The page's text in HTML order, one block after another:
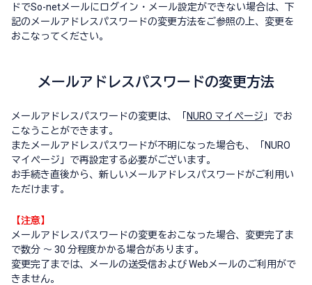
ドでSo-netメールにログイン・メール設定ができない場合は、下
記のメールアドレスパスワードの変更方法をご参照の上、変更を
おこなってください。
メールアドレスパスワードの変更方法
メールアドレスパスワードの変更は、「NURO マイページ 」でお
こなうことができます。
またメールアドレスパスワードが不明になった場合も、「NURO
マイページ」で再設定する必要がございます。
お手続き直後から、新しいメールアドレスパスワードがご利用い
ただけます。
【注意】
メールアドレスパスワードの変更をおこなった場合、変更完了ま
で数分 ～ 30 分程度かかる場合があります。
変更完了までは、メールの送受信および Webメールのご利用がで
きません。